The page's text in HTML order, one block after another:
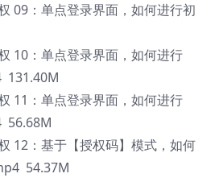
：单点登录界面，如何进行初
：单点登录界面，如何进行
131.40M
：单点登录界面，如何进行
56.68M
：基于【授权码】模式，如何
54.37M